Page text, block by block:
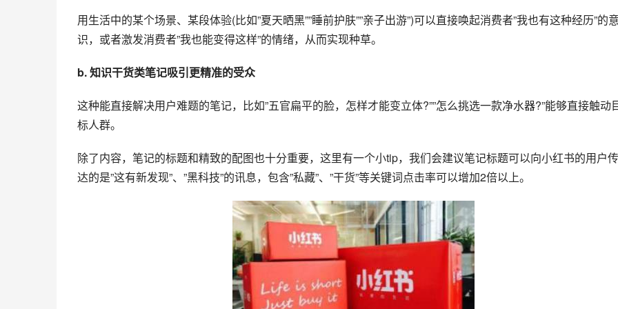
用生活中的某个场景、某段体验(比如”夏天晒黑””睡前护肤””亲子出游”)可以直接唤起消费者”我也有这种经历”的意
识，或者激发消费者”我也能变得这样”的情绪，从而实现种草。
b. 知识干货类笔记吸引更精准的受众
这种能直接解决用户难题的笔记，比如”五官扁平的脸，怎样才能变立体?””怎么挑选一款净水器?”能够直接触动
标人群。
除了内容，笔记的标题和精致的配图也十分重要，这里有一个小tip，我们会建议笔记标题可以向小红书的用户传
达的是”这有新发现”、”黑科技”的讯息，包含”私藏”、”干货”等关键词点击率可以增加2倍以上。